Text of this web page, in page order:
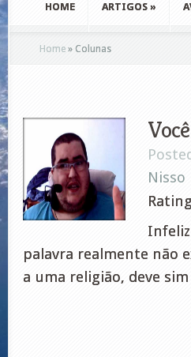
HOME ARTIGOS »
Home » Colunas
Nisso
palavra realmente não
a uma religião, deve